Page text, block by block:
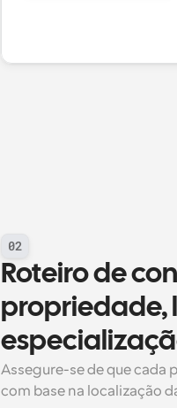
02
Roteiro de
propriedade,
Assegure-se de que cada
com base na localização